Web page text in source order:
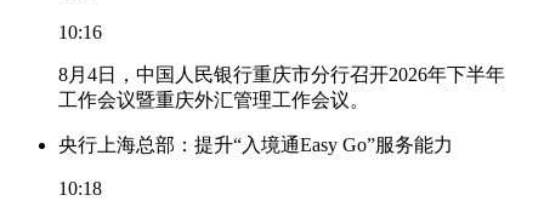
10:16
8月4日，中国人民银行重庆市分行召开2026年下半年
工作会议暨重庆外汇管理工作会议。
央行上海总部：提升“入境通Easy Go”服务能力
10:18